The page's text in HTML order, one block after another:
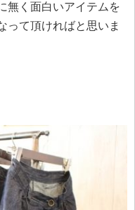
無く面白いアイテムを
って頂ければと思いま